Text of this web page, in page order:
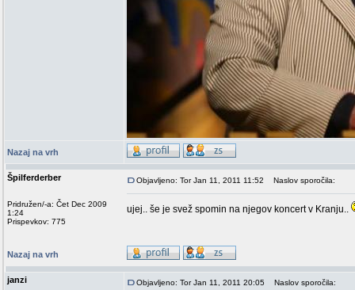
Nazaj na vrh
Špilferderber
Pridružen/-a: Čet Dec 2009
1:24
Prispevkov: 775
Objavljeno: Tor Jan 11, 2011 11:52 Naslov sporočila:
ujej.. še je svež spomin na njegov koncert v Kranju..
Nazaj na vrh
janzi Objavljeno: Tor Jan 11, 2011 20:05 Naslov sporočila: